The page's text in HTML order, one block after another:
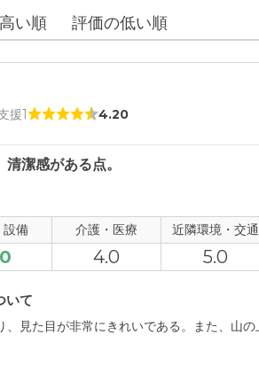
い順 評価の低い順
援1 4.20
潔感がある点。
設備 介護・医療 近隣環境・交通
4.0 5.0
いて
、見た目が非常にきれいである。また、山